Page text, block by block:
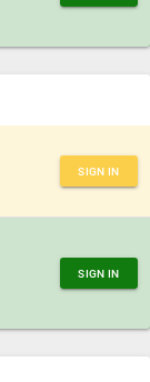
CLOSE
SIGN IN
SIGN IN
CLOSE